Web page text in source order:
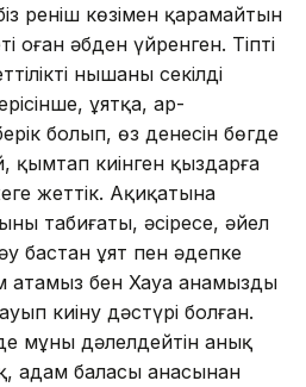
реніш көзімен қарамайтын
оған әбден үйренген. Тіпті
нышаны секілді
ұятқа, ар-
болып, өз денесін бөгде
қымтап киінген қыздарға
жеттік. Ақиқатына
табиғаты, әсіресе, әйел
бастан ұят пен әдепке
бен Хауа анамыздың
киіну дәстүрі болған.
мұны дәлелдейтін анық
адам баласы анасынан